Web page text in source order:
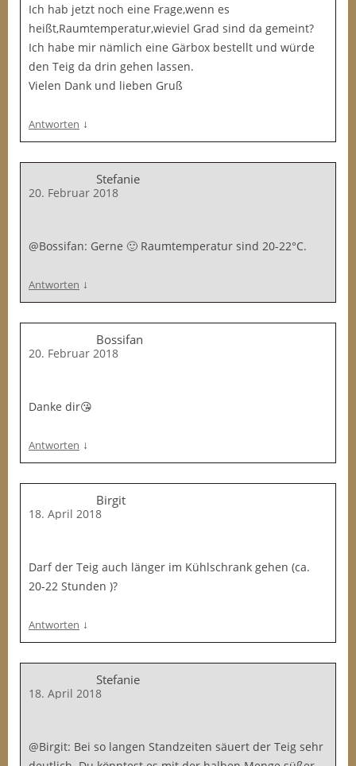
Ich hab jetzt noch eine Frage,wenn es
heißt,Raumtemperatur,wieviel Grad sind da gemeint?
Ich habe mir nämlich eine Gärbox bestellt und würde
den Teig da drin gehen lassen.
Vielen Dank und lieben Gruß
Antworten ↓
Stefanie
20. Februar 2018
@Bossifan: Gerne 🙂 Raumtemperatur sind 20-22°C.
Antworten ↓
Bossifan
20. Februar 2018
Danke dir😘
Antworten ↓
Birgit
18. April 2018
Darf der Teig auch länger im Kühlschrank gehen (ca.
20-22 Stunden )?
Antworten ↓
Stefanie
18. April 2018
@Birgit: Bei so langen Standzeiten säuert der Teig sehr